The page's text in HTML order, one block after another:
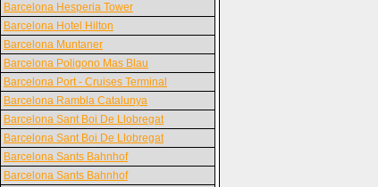
Barcelona Hesperia Tower
Barcelona Hotel Hilton
Barcelona Muntaner
Barcelona Poligono Mas Blau
Barcelona Port - Cruises Terminal
Barcelona Rambla Catalunya
Barcelona Sant Boi De Llobregat
Barcelona Sant Boi De Llobregat
Barcelona Sants Bahnhof
Barcelona Sants Bahnhof